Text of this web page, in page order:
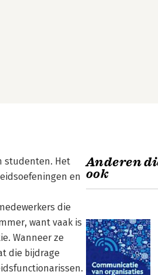
studenten. Het
en
die
want vaak is
Wanneer ze
die bijdrage
Anderen
ook